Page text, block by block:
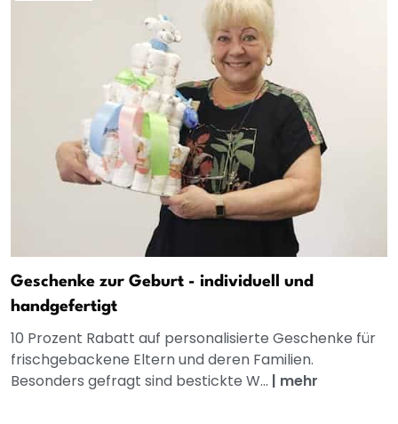
Geschenke zur Geburt - individuell und
handgefertigt
10 Prozent Rabatt auf personalisierte Geschenke für
frischgebackene Eltern und deren Familien.
Besonders gefragt sind bestickte W... | mehr